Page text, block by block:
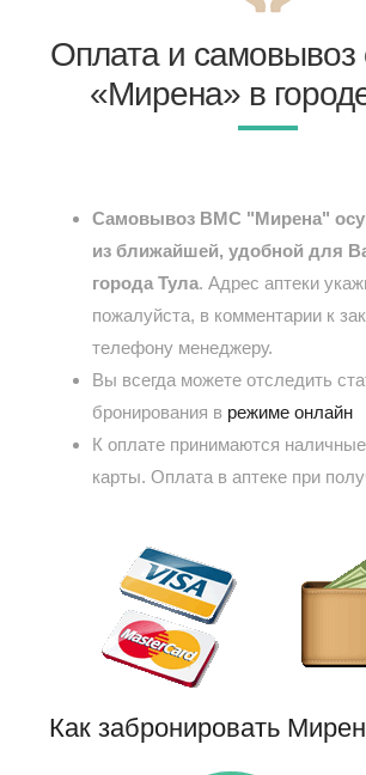
Оплата и самовывоз
«Мирена» в
Самовывоз ВМС "Мирена"
из ближайшей, удобной для
города Тула. Адрес аптеки
пожалуйста, в комментарии к
телефону менеджеру.
Вы всегда можете отследить
бронирования в режиме онлайн
К оплате принимаются
карты. Оплата в аптеке при
Как забронировать